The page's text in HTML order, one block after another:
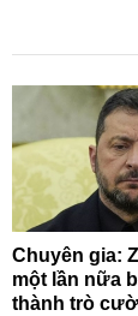
Chuyên gia:
một lần nữa
thành trò